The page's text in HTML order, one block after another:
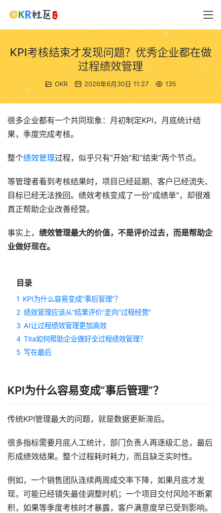
KPI考核结束才发现问题？优秀企业都在做
过程绩效管理
OKR 2026年6月30日 11:27 135
很多企业都有一个共同现象：月初制定KPI，月底统计结
果，季度完成考核。
整个绩效管理过程，似乎只有”开始”和”结束”两个节点。
等管理者看到考核结果时，项目已经延期、客户已经流失、
目标已经无法挽回。绩效考核变成了一份”成绩单”，却很难
真正帮助企业改善经营。
事实上， 绩效管理最大的价值，不是评价过去，而是帮助企
业做好现在。
目录
1 KPI为什么容易变成”事后管理”？
2 绩效管理应该从”结果评价”走向”过程经营”
3 AI让过程绩效管理更加高效
4 Tita如何帮助企业做好全过程绩效管理？
5 写在最后
KPI为什么容易变成”事后管理”？
传统KPI管理最大的问题，就是数据更新滞后。
很多指标需要月底人工统计，部门负责人再逐级汇总，最后
形成绩效结果。整个过程耗时耗力，而且缺乏实时性。
例如，一个销售团队连续两周成交率下降，如果月底才发
现，可能已经错失最佳调整时机；一个项目交付风险不断累
积，如果等季度考核时才暴露，客户满意度早已受到影响。